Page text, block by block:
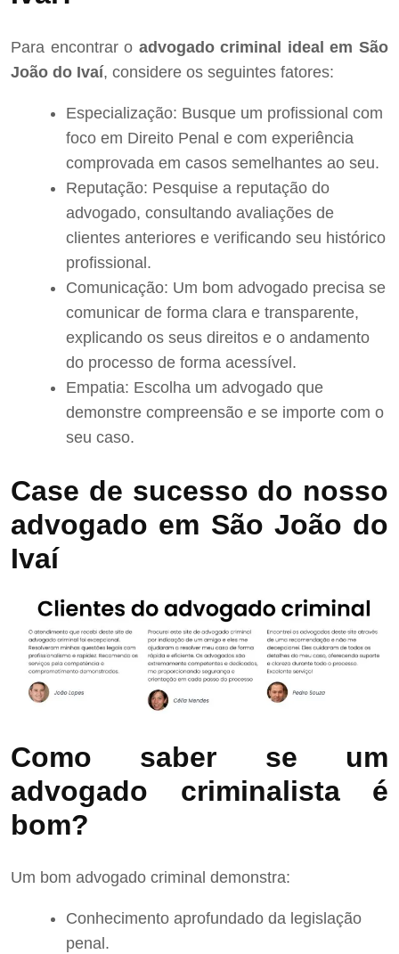
Para encontrar o advogado criminal ideal em São
João do Ivaí, considere os seguintes fatores:
Especialização: Busque um profissional com
foco em Direito Penal e com experiência
comprovada em casos semelhantes ao seu.
Reputação: Pesquise a reputação do
advogado, consultando avaliações de
clientes anteriores e verificando seu histórico
profissional.
Comunicação: Um bom advogado precisa se
comunicar de forma clara e transparente,
explicando os seus direitos e o andamento
do processo de forma acessível.
Empatia: Escolha um advogado que
demonstre compreensão e se importe com o
seu caso.
Case de sucesso do nosso
advogado em São João do
Ivaí
Como saber se um
advogado criminalista é
bom?
Um bom advogado criminal demonstra:
Conhecimento aprofundado da legislação
penal.